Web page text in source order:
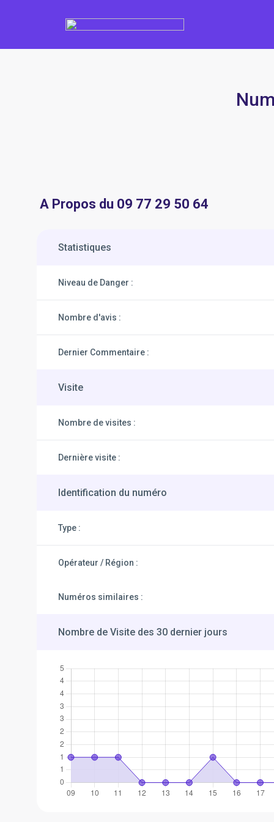
A Propos du 09 77 29 50 64
Statistiques
Niveau de Danger :
Nombre d'avis :
Dernier Commentaire :
Visite
Nombre de visites :
Dernière visite :
Identification du numéro
Type :
Opérateur / Région :
Numéros similaires :
Nombre de Visite des 30 dernier jours